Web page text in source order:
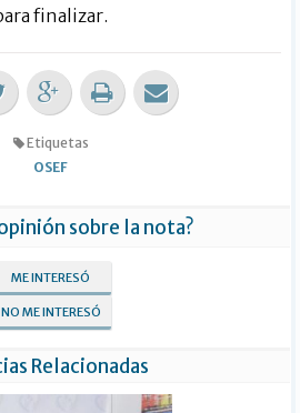
finalizar.
Etiquetas
OSEF
sobre la nota?
ME INTERESÓ
NO ME INTERESÓ
Relacionadas